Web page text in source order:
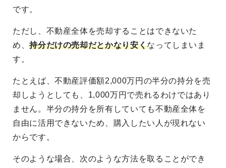
です。
ただし、不動産全体を売却することはできないた
め、持分だけの売却だとかなり安くなってしまいま
す。
たとえば、不動産評価額2,000万円の半分の持分を売
却しようとしても、1,000万円で売れるわけではあり
ません。半分の持分を所有していても不動産全体を
自由に活用できないため、購入したい人が現れない
からです。
そのような場合、次のような方法を取ることができ